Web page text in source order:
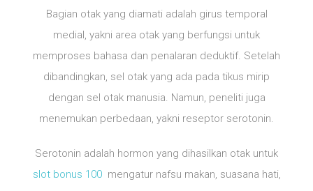
Bagian otak yang diamati adalah girus temporal
medial, yakni area otak yang berfungsi untuk
memproses bahasa dan penalaran deduktif. Setelah
dibandingkan, sel otak yang ada pada tikus mirip
dengan sel otak manusia. Namun, peneliti juga
menemukan perbedaan, yakni reseptor serotonin.
Serotonin adalah hormon yang dihasilkan otak untuk
slot bonus 100mengatur nafsu makan, suasana hati,